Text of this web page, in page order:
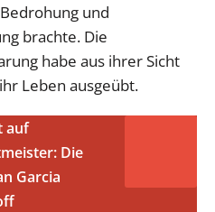
und
brachte. Die
habe aus ihrer Sicht
Leben ausgeübt.
auf
Die
Garcia